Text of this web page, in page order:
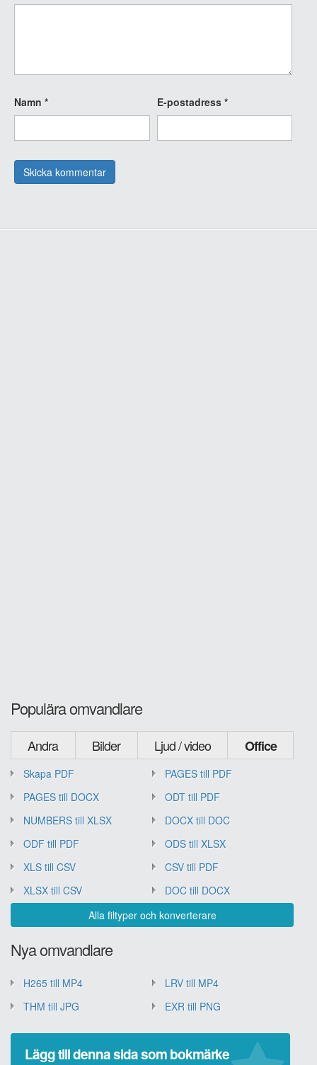
Namn * E-postadress *
Populära omvandlare
Andra Bilder Ljud / video Office
Skapa PDF
PAGES till PDF
PAGES till DOCX
ODT till PDF
NUMBERS till XLSX
DOCX till DOC
ODF till PDF
ODS till XLSX
XLS till CSV
CSV till PDF
XLSX till CSV
DOC till DOCX
Alla filtyper och konverterare
Nya omvandlare
H265 till MP4
LRV till MP4
THM till JPG
EXR till PNG
Lägg till denna sida som bokmärke